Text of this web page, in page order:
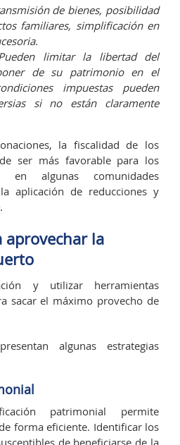
de bienes, posibilidad
familiares, simplificación en
limitar la libertad del
de su patrimonio en el
impuestas pueden
si no están claramente
la fiscalidad de los
ser más favorable para los
en algunas comunidades
aplicación de reducciones y
aprovechar la
y utilizar herramientas
sacar el máximo provecho de
algunas estrategias
patrimonial permite
forma eficiente. Identificar los
de beneficiarse de la